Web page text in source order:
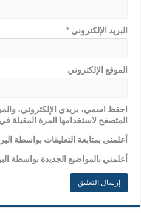
البريد الإلكتروني*
الموقع الإلكتروني
احفظ اسمي، بريدي الإلكتروني،
المتصفح لاستخدامها المرة المقبلة
أعلمني بمتابعة التعليقات بواسطة
أعلمني بالمواضيع الجديدة بواسطة